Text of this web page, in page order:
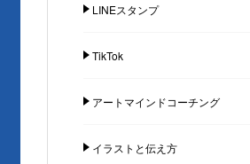
LINEスタンプ
TikTok
アートマインドコーチング
イラストと伝え方